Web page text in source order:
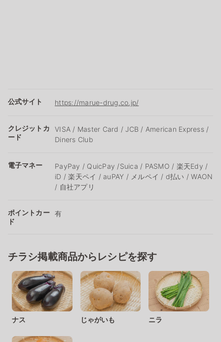
公式サイト https://marue-drug.co.jp/
クレジットカ
ード
VISA / Master Card / JCB / American Express /
Diners Club
電子マネー
PayPay / QuicPay /Suica / PASMO / 楽天Edy /
iD / 楽天ペイ / auPAY / メルペイ / d払い / WAON
/ 自社アプリ
ポイントカー
ド
有
チラシ掲載商品からレシピを探す
ナス じゃがいも ニラ